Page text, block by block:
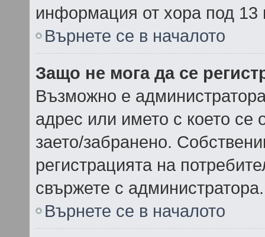
информация от хора под 13
Върнете се в началото
Защо не мога да се
Възможно е
адрес или името с което се
заето/забранено.
регистрацията на
свържете с администратора.
Върнете се в началото